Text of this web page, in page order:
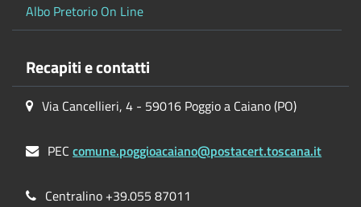
Albo Pretorio On Line
Recapiti e contatti
Via Cancellieri, 4 - 59016 Poggio a Caiano (PO)
PECcomune.poggioacaiano@postacert.toscana.it
Centralino +39.055 87011